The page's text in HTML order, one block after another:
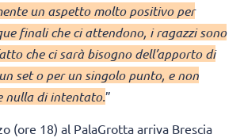
un aspetto molto positivo per
finali che ci attendono, i ragazzi sono
che ci sarà bisogno dell’apporto di
set o per un singolo punto, e non
nulla di intentato.”
(ore 18) al PalaGrotta arriva Brescia